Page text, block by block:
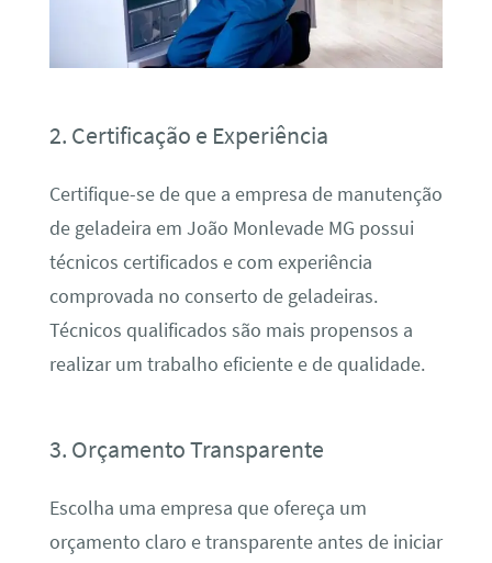
2. Certificação e Experiência
Certifique-se de que a empresa de manutenção
de geladeira em João Monlevade MG possui
técnicos certificados e com experiência
comprovada no conserto de geladeiras.
Técnicos qualificados são mais propensos a
realizar um trabalho eficiente e de qualidade.
3. Orçamento Transparente
Escolha uma empresa que ofereça um
orçamento claro e transparente antes de iniciar